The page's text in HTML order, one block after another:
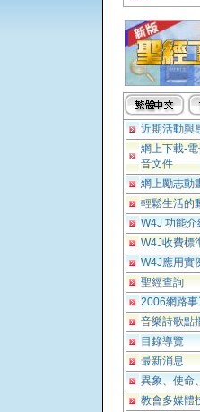
近期活動與
網上下載-
音文件
網上勵志動
輕鬆生活的
W4J 功能介
W4J收費標
W4J應用實
聖經查詢
2006網路
音樂詩歌點
目錄導覽
最新消息
異象、使命
教會多媒體